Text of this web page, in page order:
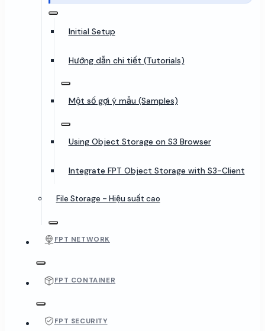
Initial Setup
Hướng dẫn chi tiết (Tutorials)
Một số gợi ý mẫu (Samples)
Using Object Storage on S3 Browser
Integrate FPT Object Storage with S3-Client
File Storage - Hiệu suất cao
FPT NETWORK
FPT CONTAINER
FPT SECURITY